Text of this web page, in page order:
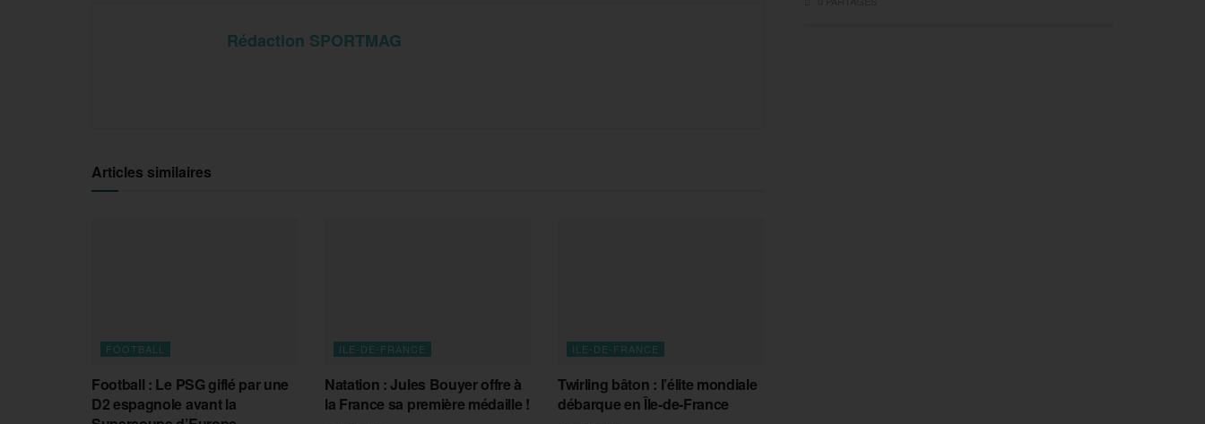
Rédaction SPORTMAG
Articles similaires
FOOTBALL
Football : Le PSG giflé par une
D2 espagnole avant la
ILE-DE-FRANCE
Natation : Jules Bouyer offre à
la France sa première médaille !
ILE-DE-FRANCE
Twirling bâton : l’élite mondiale
débarque en Île-de-France